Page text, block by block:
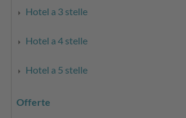
Hotel a 3 stelle
Hotel a 4 stelle
Hotel a 5 stelle
Offerte